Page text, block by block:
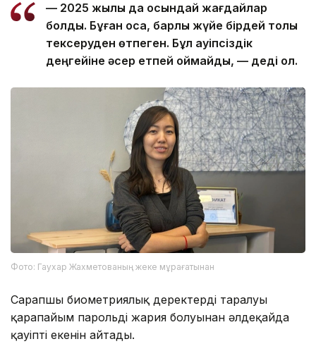
— 2025 жылы да осындай жағдайлар
болды. Бұған қоса, барлық жүйе бірдей толық
тексеруден өтпеген. Бұл қауіпсіздік
деңгейіне әсер етпей қоймайды, — деді ол.
Фото: Гаухар Жахметованың жеке мұрағатынан
Сарапшы биометриялық деректердің таралуы
қарапайым парольдің жария болуынан әлдеқайда
қауіпті екенін айтады.